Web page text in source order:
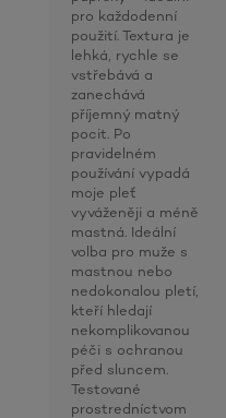
pro každodenní
použití. Textura je
lehká, rychle se
vstřebává a
zanechává
příjemný matný
pocit. Po
pravidelném
používání vypadá
moje pleť
vyváženěji a méně
mastná. Ideální
volba pro muže s
mastnou nebo
nedokonalou pletí,
kteří hledají
nekomplikovanou
péči s ochranou
před sluncem.
Testované
prostredníctvom